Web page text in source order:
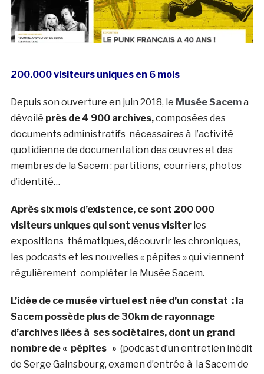
200.000 visiteurs uniques en 6 mois
Depuis son ouverture en juin 2018, le Musée Sacema
dévoilé près de 4 900 archives,composées des
documents administratifs nécessaires à l’activité
quotidienne de documentation des œuvres et des
membres de la Sacem : partitions, courriers, photos
d’identité…
Après six mois d’existence, ce sont 200 000
visiteurs uniques qui sont venus visiterles
expositions thématiques, découvrir les chroniques,
les podcasts et les nouvelles « pépites » qui viennent
régulièrement compléter le Musée Sacem.
L’idée de ce musée virtuel est née d’un constat : la
Sacem possède plus de 30km de rayonnage
d’archives liées à ses sociétaires, dont un grand
nombre de « pépites » (podcast d’un entretien inédit
de Serge Gainsbourg, examen d’entrée à la Sacem de